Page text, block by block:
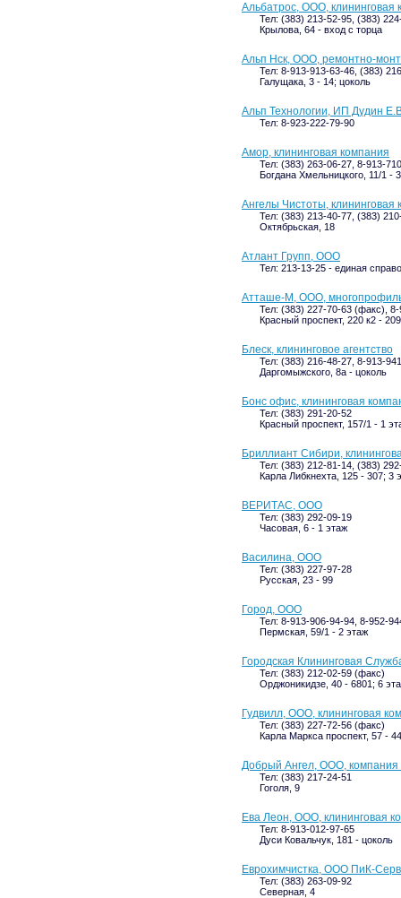
Альбатрос, ООО, клининговая
Тел: (383) 213-52-95, (383)
Крылова, 64 - вход с торца
Альп Нск, ООО, ремонтно-
Тел: 8-913-913-63-46, (383)
Галущака, 3 - 14; цоколь
Альп Технологии, ИП Дудин
Тел: 8-923-222-79-90
Амор, клининговая компания
Тел: (383) 263-06-27, 8-913-
Богдана Хмельницкого, 11/1 -
Ангелы Чистоты, клининговая
Тел: (383) 213-40-77, (383)
Октябрьская, 18
Атлант Групп, ООО
Тел: 213-13-25 - единая
Атташе-М, ООО,
Тел: (383) 227-70-63 (факс),
Красный проспект, 220 к2 -
Блеск, клининговое агентство
Тел: (383) 216-48-27, 8-913-
Даргомыжского, 8а - цоколь
Бонс офис, клининговая
Тел: (383) 291-20-52
Красный проспект, 157/1 - 1
Бриллиант Сибири,
Тел: (383) 212-81-14, (383)
Карла Либкнехта, 125 - 307; 3
ВЕРИТАС, ООО
Тел: (383) 292-09-19
Часовая, 6 - 1 этаж
Василина, ООО
Тел: (383) 227-97-28
Русская, 23 - 99
Город, ООО
Тел: 8-913-906-94-94, 8-952-
Пермская, 59/1 - 2 этаж
Городская Клининговая
Тел: (383) 212-02-59 (факс)
Орджоникидзе, 40 - 6801; 6
Гудвилл, ООО, клининговая
Тел: (383) 227-72-56 (факс)
Карла Маркса проспект, 57 -
Добрый Ангел, ООО, компания
Тел: (383) 217-24-51
Гоголя, 9
Ева Леон, ООО, клининговая
Тел: 8-913-012-97-65
Дуси Ковальчук, 181 - цоколь
Еврохимчистка, ООО ПиК-
Тел: (383) 263-09-92
Северная, 4